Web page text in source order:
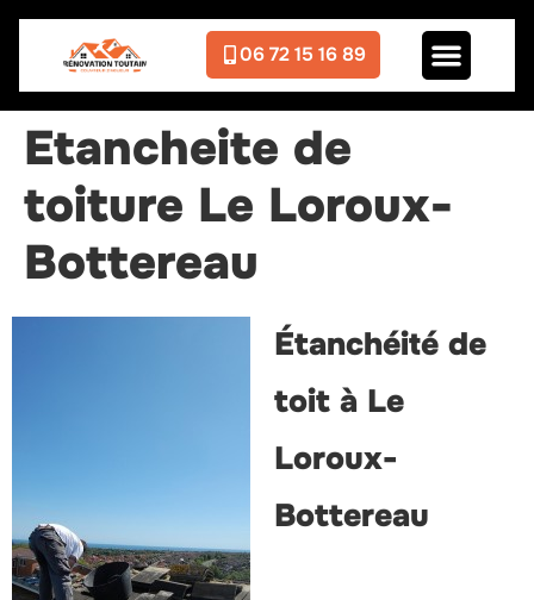
06 72 15 16 89
Etancheite de
toiture Le Loroux-
Bottereau
Étanchéité de
toit à Le
Loroux-
Bottereau